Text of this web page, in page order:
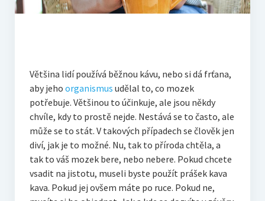
Většina lidí používá běžnou kávu, nebo si dá frťana,
aby jeho organismus udělal to, co mozek
potřebuje. Většinou to účinkuje, ale jsou někdy
chvíle, kdy to prostě nejde. Nestává se to často, ale
může se to stát. V takových případech se člověk jen
diví, jak je to možné. Nu, tak to příroda chtěla, a
tak to váš mozek bere, nebo nebere. Pokud chcete
vsadit na jistotu, museli byste použít prášek kava
kava. Pokud jej ovšem máte po ruce. Pokud ne,